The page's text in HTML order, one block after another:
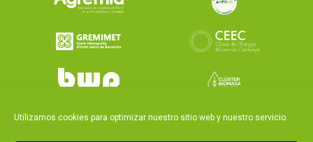
Utilizamos cookies para optimizar nuestro sitio web y nuestro servicio.